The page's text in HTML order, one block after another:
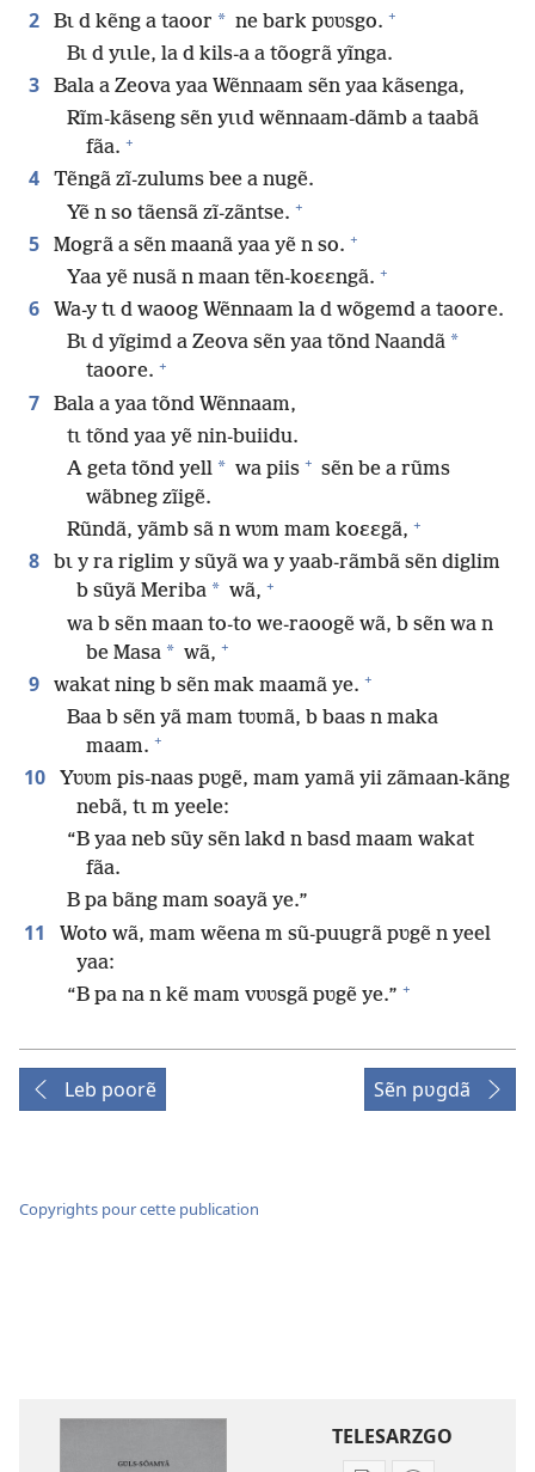
2 Bɩ d kẽng a taoor * ne bark pʋʋsgo. +
Bɩ d yɩɩle, la d kils-a a tõogrã yĩnga.
3
Bala a Zeova yaa Wẽnnaam sẽn yaa kãsenga,
Rĩm-kãseng sẽn yɩɩd wẽnnaam-dãmb a taabã
fãa. +
4
Tẽngã zĩ-zulums bee a nugẽ.
Yẽ n so tãensã zĩ-zãntse. +
5 Mogrã a sẽn maanã yaa yẽ n so. +
Yaa yẽ nusã n maan tẽn-koɛɛngã. +
6
Wa-y tɩ d waoog Wẽnnaam la d wõgemd a taoore.
Bɩ d yĩgimd a Zeova sẽn yaa tõnd Naandã *
taoore. +
7
Bala a yaa tõnd Wẽnnaam,
tɩ tõnd yaa yẽ nin-buiidu.
A geta tõnd yell * wa piis + sẽn be a rũms
wãbneg zĩigẽ.
Rũndã, yãmb sã n wʋm mam koɛɛgã, +
8
bɩ y ra riglim y sũyã wa y yaab-rãmbã sẽn diglim
b sũyã Meriba * wã, +
wa b sẽn maan to-to we-raoogẽ wã, b sẽn wa n
be Masa * wã, +
9 wakat ning b sẽn mak maamã ye. +
Baa b sẽn yã mam tʋʋmã, b baas n maka
maam. +
10
Yʋʋm pis-naas pʋgẽ, mam yamã yii zãmaan-kãng
nebã, tɩ m yeele:
“B yaa neb sũy sẽn lakd n basd maam wakat
fãa.
B pa bãng mam soayã ye.”
11
Woto wã, mam wẽena m sũ-puugrã pʋgẽ n yeel
yaa:
“B pa na n kẽ mam vʋʋsgã pʋgẽ ye.” +
Leb poorẽ Sẽn pʋgdã
Copyrights pour cette publication
TELESARZGO